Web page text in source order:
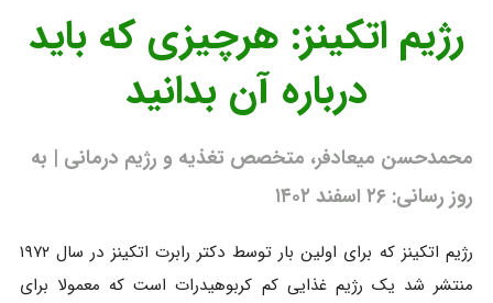
رژیم اتکینز: هرچیزی که باید
درباره آن بدانید
محمدحسن میعادفر، متخصص تغذیه و رژیم درمانی | به
روز رسانی: ۲۶ اسفند ۱۴۰۲
رژیم اتکینز که برای اولین بار توسط دکتر رابرت اتکینز در سال ۱۹۷۲
منتشر شد یک رژیم غذایی کم کربوهیدرات است که معمولا برای